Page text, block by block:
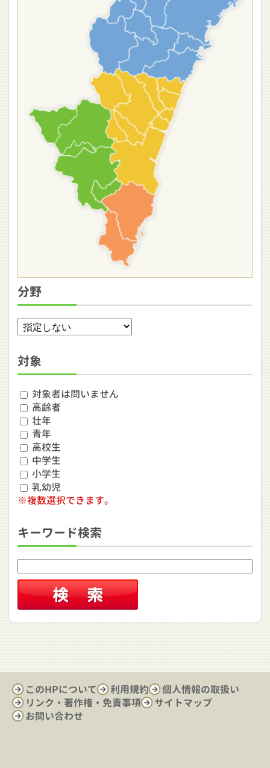
分野
対象
対象者は問いません
高齢者
壮年
青年
高校生
中学生
小学生
乳幼児
※複数選択できます。
キーワード検索
このHPについて 利用規約
個人情報の取扱い
リンク・著作権・免責事項
サイトマップ
お問い合わせ